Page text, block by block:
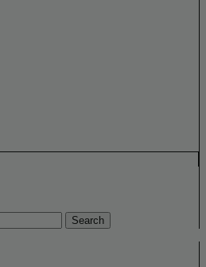
Search